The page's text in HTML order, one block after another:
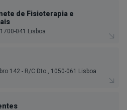
de Fisioterapia e
041 Lisboa
142 - R/C Dto., 1050-061 Lisboa